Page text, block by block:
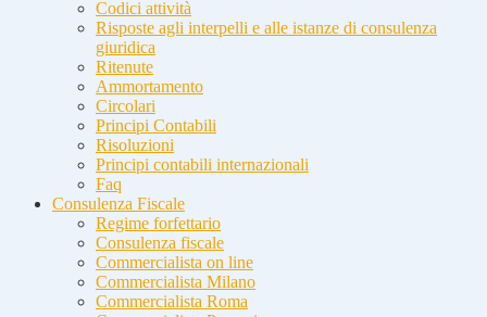
Codici attività
Risposte agli interpelli e alle istanze di consulenza
giuridica
Ritenute
Ammortamento
Circolari
Principi Contabili
Risoluzioni
Principi contabili internazionali
Faq
Consulenza Fiscale
Regime forfettario
Consulenza fiscale
Commercialista on line
Commercialista Milano
Commercialista Roma